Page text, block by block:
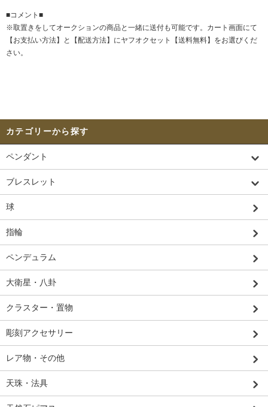
■コメント■
※取置きをしてオークションの商品と一緒に送付も可能です。カート画面にて
【お支払い方法】と【配送方法】にヤフオクセット【送料無料】をお選びくだ
さい。
カテゴリーから探す
ペンダント
ブレスレット
球
指輪
ペンデュラム
大衛星・八卦
クラスター・置物
彫刻アクセサリー
レア物・その他
天珠・法具